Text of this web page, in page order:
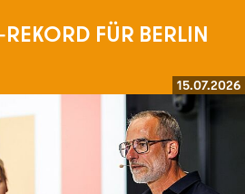
FÜR BERLIN
15.07.2026